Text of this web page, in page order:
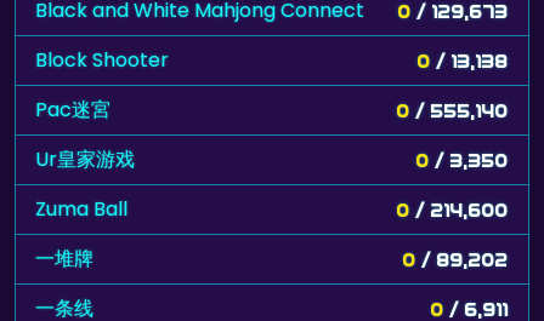
Black and White Mahjong Connect 0 / 129,673
Block Shooter 0 / 13,138
Pac迷宮 0 / 555,140
Ur皇家游戏 0 / 3,350
Zuma Ball 0 / 214,600
一堆牌 0 / 89,202
一条线 0 / 6,911